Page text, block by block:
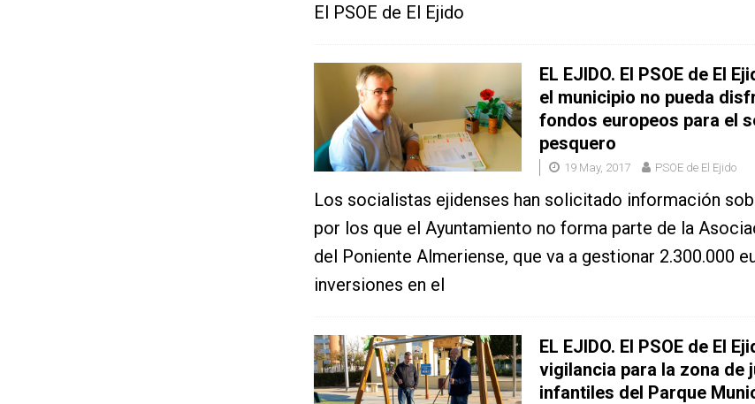
El PSOE de El Ejido
EL EJIDO. El PSOE de El
el municipio no pueda
fondos europeos para el
pesquero
19 May, 2017 PSOE de El Ejido
Los socialistas ejidenses han solicitado información
por los que el Ayuntamiento no forma parte de la
del Poniente Almeriense, que va a gestionar 2.300.000
inversiones en el
EL EJIDO. El PSOE de El
vigilancia para la zona de
infantiles del Parque